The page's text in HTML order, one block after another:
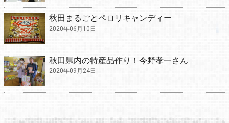
秋田まるごとペロリキャンディー
2020年06月10日
秋田県内の特産品作り！今野孝一さん
2020年09月24日